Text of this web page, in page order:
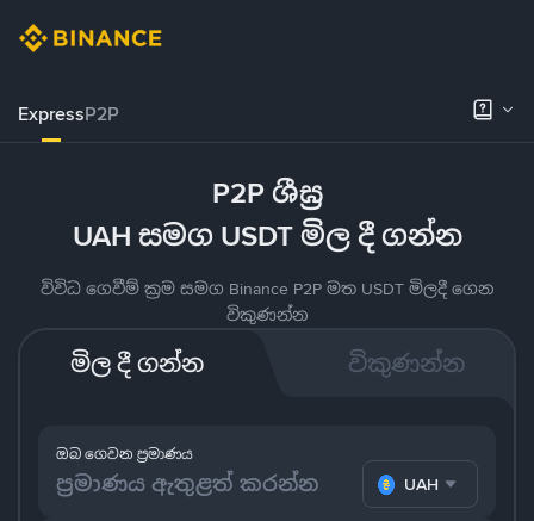
ExpressP2P
P2P ශීඝ්‍ර
UAH සමග USDT මිල දී ගන්න
විවිධ ගෙවීම් ක්‍රම සමග Binance P2P මත USDT මිලදී ගෙන
විකුණන්න
මිල දී ගන්න විකුණන්න
ඔබ ගෙවන ප්‍රමාණය
UAH